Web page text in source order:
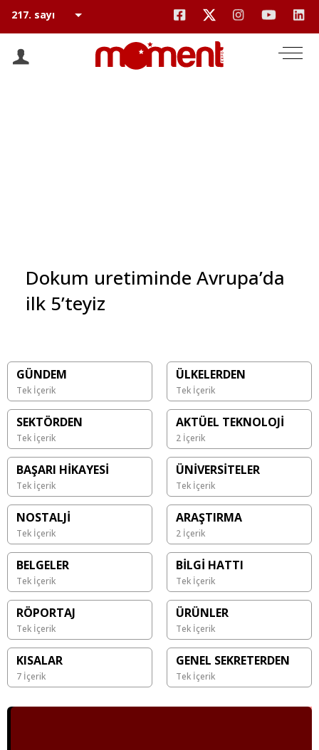
Dokum uretiminde Avrupa’da
ilk 5’teyiz
GÜNDEM
Tek İçerik
ÜLKELERDEN
Tek İçerik
SEKTÖRDEN
Tek İçerik
AKTÜEL TEKNOLOJİ
2 İçerik
BAŞARI HİKAYESİ
Tek İçerik
ÜNİVERSİTELER
Tek İçerik
NOSTALJİ
Tek İçerik
ARAŞTIRMA
2 İçerik
BELGELER
Tek İçerik
BİLGİ HATTI
Tek İçerik
RÖPORTAJ
Tek İçerik
ÜRÜNLER
Tek İçerik
KISALAR
7 İçerik
GENEL SEKRETERDEN
Tek İçerik